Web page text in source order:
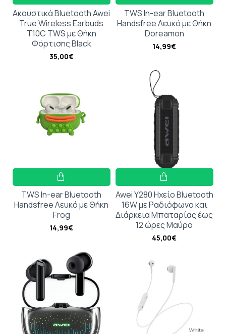
Ακουστικά Bluetooth Awei
True Wireless Earbuds
T10C TWS με Θήκη
Φόρτισης Black
35,00€
TWS In-ear Bluetooth
Handsfree Λευκό με Θήκη
Doreamon
14,99€
TWS In-ear Bluetooth
Handsfree Λευκό με Θήκη
Frog
14,99€
Awei Y280 Ηχείο Bluetooth
16W με Ραδιόφωνο και
Διάρκεια Μπαταρίας έως
12 ώρες Μαύρο
45,00€